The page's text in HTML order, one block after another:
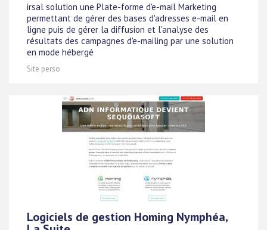
irsal solution une Plate-forme d'e-mail Marketing
permettant de gérer des bases d'adresses e-mail en
ligne puis de gérer la diffusion et l'analyse des
résultats des campagnes d'e-mailing par une solution
en mode hébergé
Site perso
Logiciels de gestion Homing Nymphéa,